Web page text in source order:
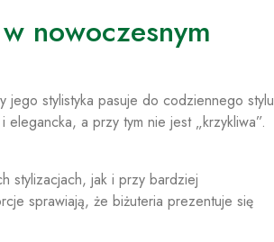
nowoczesnym
jego stylistyka pasuje do codziennego stylu
a przy tym nie jest „krzykliwa”.
stylizacjach, jak i przy bardziej
sprawiają, że biżuteria prezentuje się